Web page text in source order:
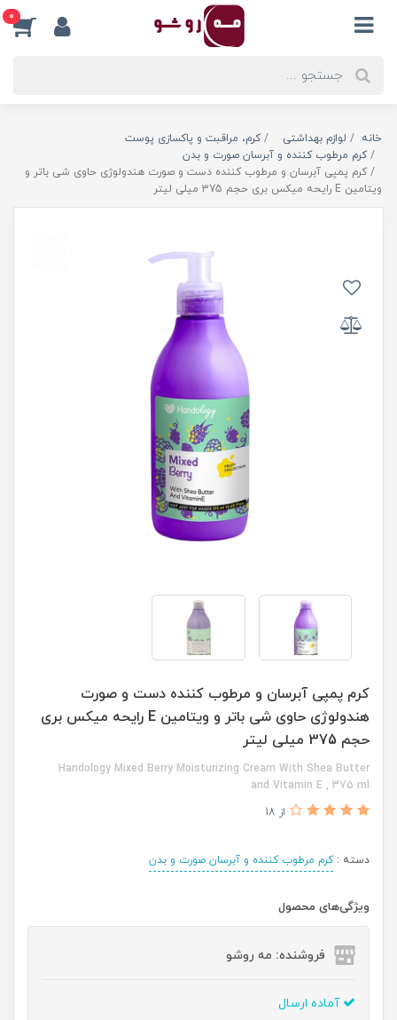
0
خانه لوازم بهداشتی
کرم، مراقبت و پاکسازی پوست
کرم مرطوب کننده و آبرسان صورت و بدن
کرم پمپی آبرسان و مرطوب کننده دست و صورت هندولوژی حاوی شی باتر و
ویتامین E رایحه میکس بری حجم 375 میلی لیتر
کرم پمپی آبرسان و مرطوب کننده دست و صورت
هندولوژی حاوی شی باتر و ویتامین E رایحه میکس بری
حجم 375 میلی لیتر
Handology Mixed Berry Moisturizing Cream With Shea Butter
and Vitamin E , 375 ml
از 18
دسته :کرم مرطوب کننده و آبرسان صورت و بدن
ویژگی‌های محصول
فروشنده: مه رو‌شو
آماده ارسال